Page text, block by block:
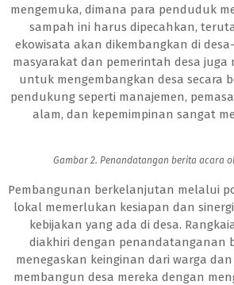
mengemuka, dimana para penduduk
sampah ini harus dipecahkan,
ekowisata akan dikembangkan di
masyarakat dan pemerintah desa juga
untuk mengembangkan desa secara
pendukung seperti manajemen,
alam, dan kepemimpinan sangat
Gambar 2. Penandatangan berita acara
Pembangunan berkelanjutan melalui
lokal memerlukan kesiapan dan
kebijakan yang ada di desa.
diakhiri dengan penandatanganan
menegaskan keinginan dari warga
membangun desa mereka dengan